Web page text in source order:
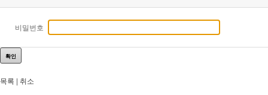
비밀번호
확인
목록 | 취소